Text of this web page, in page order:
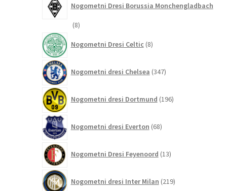
Nogometni Dresi Borussia Monchengladbach
88
Nogometni Dresi Celtic 8izdelkov
Nogometni dresi Chelsea 347izdelkov
Nogometni dresi Dortmund 196izdelkov
Nogometni dresi Everton 68izdelkov
Nogometni Dresi Feyenoord 13izdelkov
Nogometni dresi Inter Milan 219izdelkov